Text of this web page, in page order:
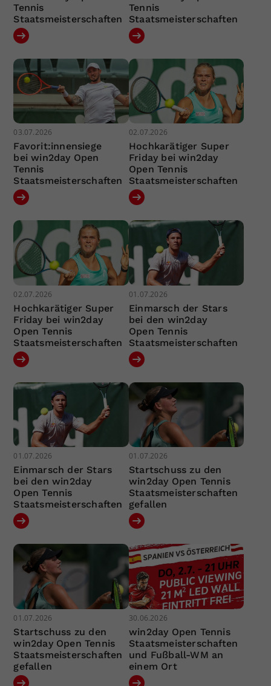
Tennis
Staatsmeisterschaften
Tennis
Staatsmeisterschaften
03.07.2026
Favorit:innensiege
bei win2day Open
Tennis
Staatsmeisterschaften
02.07.2026
Hochkarätiger Super
Friday bei win2day
Open Tennis
Staatsmeisterschaften
02.07.2026
Hochkarätiger Super
Friday bei win2day
Open Tennis
Staatsmeisterschaften
01.07.2026
Einmarsch der Stars
bei den win2day
Open Tennis
Staatsmeisterschaften
01.07.2026
Einmarsch der Stars
bei den win2day
Open Tennis
Staatsmeisterschaften
01.07.2026
Startschuss zu den
win2day Open Tennis
Staatsmeisterschaften
gefallen
01.07.2026
Startschuss zu den
win2day Open Tennis
Staatsmeisterschaften
gefallen
30.06.2026
win2day Open Tennis
Staatsmeisterschaften
und Fußball-WM an
einem Ort